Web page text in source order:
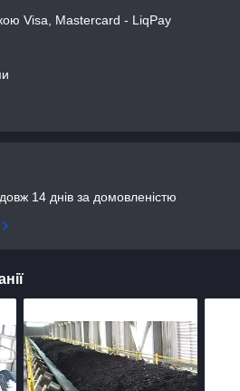
Visa, Mastercard - LiqPay
14 днів за домовленістю